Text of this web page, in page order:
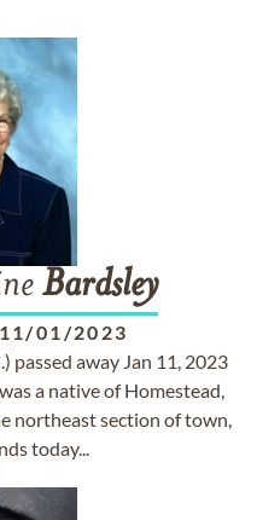
Bardsley
11/01/2023
passed away Jan 11, 2023
a native of Homestead,
northeast section of town,
today...